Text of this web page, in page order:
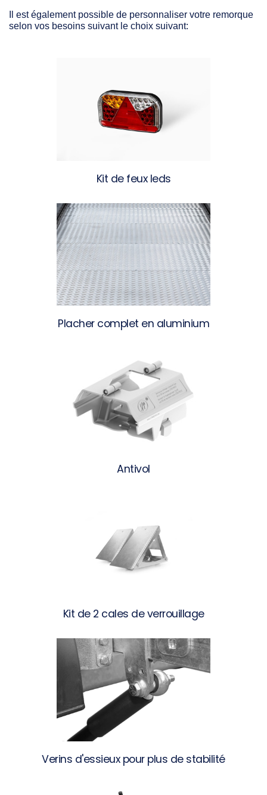
Il est également possible de personnaliser votre remorque
selon vos besoins suivant le choix suivant:
Kit de feux leds
Placher complet en aluminium
Antivol
Kit de 2 cales de verrouillage
Verins d'essieux pour plus de stabilité